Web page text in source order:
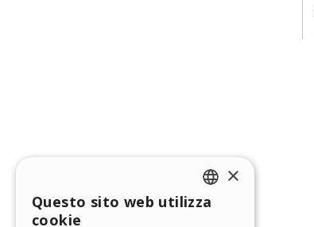
ENGLISH
×
Questo sito web utilizza
cookie